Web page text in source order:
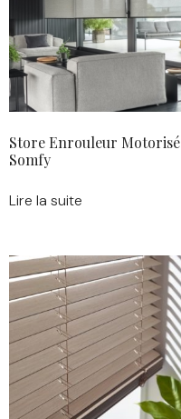
Store Enrouleur Motorisé
Somfy
Lire la suite